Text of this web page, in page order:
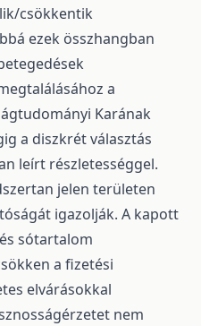
csökkentik
ezek összhangban
a
Karának
a diszkrét választás
leírt részletességgel.
jelen területen
igazolják. A kapott
sótartalom
a fizetési
elvárásokkal
nem